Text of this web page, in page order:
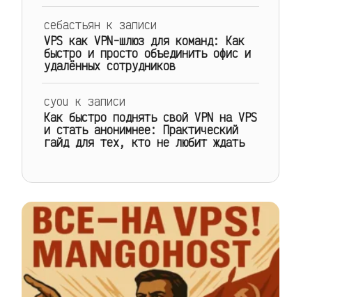
себастьян к записи
VPS как VPN-шлюз для команд: Как
быстро и просто объединить офис и
удалённых сотрудников
cyou к записи
Как быстро поднять свой VPN на VPS
и стать анонимнее: Практический
гайд для тех, кто не любит ждать